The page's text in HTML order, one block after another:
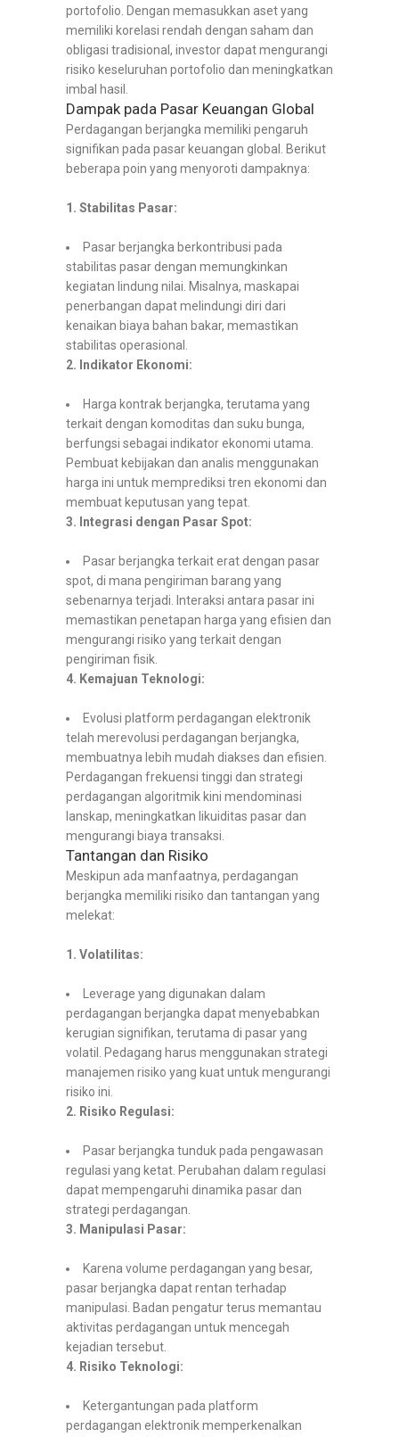
portofolio. Dengan memasukkan aset yang
memiliki korelasi rendah dengan saham dan
obligasi tradisional, investor dapat mengurangi
risiko keseluruhan portofolio dan meningkatkan
imbal hasil.
Dampak pada Pasar Keuangan Global
Perdagangan berjangka memiliki pengaruh
signifikan pada pasar keuangan global. Berikut
beberapa poin yang menyoroti dampaknya:
1. Stabilitas Pasar:
Pasar berjangka berkontribusi pada
stabilitas pasar dengan memungkinkan
kegiatan lindung nilai. Misalnya, maskapai
penerbangan dapat melindungi diri dari
kenaikan biaya bahan bakar, memastikan
stabilitas operasional.
2. Indikator Ekonomi:
Harga kontrak berjangka, terutama yang
terkait dengan komoditas dan suku bunga,
berfungsi sebagai indikator ekonomi utama.
Pembuat kebijakan dan analis menggunakan
harga ini untuk memprediksi tren ekonomi dan
membuat keputusan yang tepat.
3. Integrasi dengan Pasar Spot:
Pasar berjangka terkait erat dengan pasar
spot, di mana pengiriman barang yang
sebenarnya terjadi. Interaksi antara pasar ini
memastikan penetapan harga yang efisien dan
mengurangi risiko yang terkait dengan
pengiriman fisik.
4. Kemajuan Teknologi:
Evolusi platform perdagangan elektronik
telah merevolusi perdagangan berjangka,
membuatnya lebih mudah diakses dan efisien.
Perdagangan frekuensi tinggi dan strategi
perdagangan algoritmik kini mendominasi
lanskap, meningkatkan likuiditas pasar dan
mengurangi biaya transaksi.
Tantangan dan Risiko
Meskipun ada manfaatnya, perdagangan
berjangka memiliki risiko dan tantangan yang
melekat:
1. Volatilitas:
Leverage yang digunakan dalam
perdagangan berjangka dapat menyebabkan
kerugian signifikan, terutama di pasar yang
volatil. Pedagang harus menggunakan strategi
manajemen risiko yang kuat untuk mengurangi
risiko ini.
2. Risiko Regulasi:
Pasar berjangka tunduk pada pengawasan
regulasi yang ketat. Perubahan dalam regulasi
dapat mempengaruhi dinamika pasar dan
strategi perdagangan.
3. Manipulasi Pasar:
Karena volume perdagangan yang besar,
pasar berjangka dapat rentan terhadap
manipulasi. Badan pengatur terus memantau
aktivitas perdagangan untuk mencegah
kejadian tersebut.
4. Risiko Teknologi:
Ketergantungan pada platform
perdagangan elektronik memperkenalkan